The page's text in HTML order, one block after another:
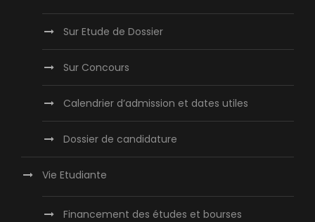
Sur Etude de Dossier
Sur Concours
Calendrier d’admission et dates utiles
Dossier de candidature
Vie Etudiante
Financement des études et bourses